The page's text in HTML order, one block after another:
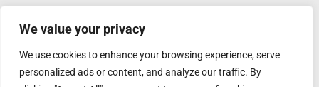
We value your privacy
We use cookies to enhance your browsing experience, serve
personalized ads or content, and analyze our traffic. By